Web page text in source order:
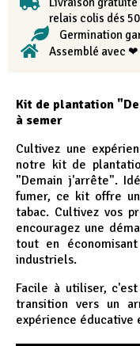
relais colis dés
Germination
Assemblé avec ❤
Kit de plantation
à semer
Cultivez une
notre kit de
"Demain j'arrête".
fumer, ce kit offre
tabac. Cultivez vos
encouragez une
tout en
industriels.
Facile à utiliser,
transition vers un
expérience éducative